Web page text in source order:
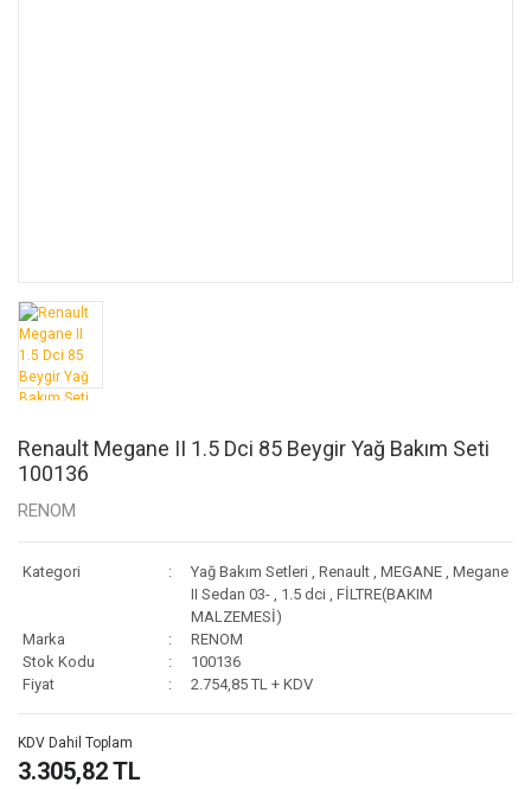
Renault Megane II 1.5 Dci 85 Beygir Yağ Bakım Seti
100136
RENOM
Kategori Yağ Bakım Setleri Renault MEGANE Megane
II Sedan 03-
1.5 dci
FİLTRE(BAKIM
MALZEMESİ)
Marka
RENOM
Stok Kodu
100136
Fiyat
2.754,85 TL + KDV
KDV Dahil Toplam
3.305,82 TL